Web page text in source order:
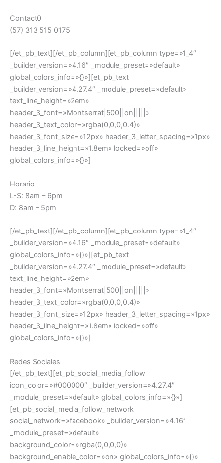
Contact0
(57) 313 515 0175
[/et_pb_text][/et_pb_column][et_pb_column type=»1_4″
_builder_version=»4.16″ _module_preset=»default»
global_colors_info=»{}»][et_pb_text
_builder_version=»4.27.4″ _module_preset=»default»
text_line_height=»2em»
header_3_font=»Montserrat|500||on|||||»
header_3_text_color=»rgba(0,0,0,0.4)»
header_3_font_size=»12px» header_3_letter_spacing=»1px»
header_3_line_height=»1.8em» locked=»off»
global_colors_info=»{}»]
Horario
L-S: 8am – 6pm
D: 8am – 5pm
[/et_pb_text][/et_pb_column][et_pb_column type=»1_4″
_builder_version=»4.16″ _module_preset=»default»
global_colors_info=»{}»][et_pb_text
_builder_version=»4.27.4″ _module_preset=»default»
text_line_height=»2em»
header_3_font=»Montserrat|500||on|||||»
header_3_text_color=»rgba(0,0,0,0.4)»
header_3_font_size=»12px» header_3_letter_spacing=»1px»
header_3_line_height=»1.8em» locked=»off»
global_colors_info=»{}»]
Redes Sociales
[/et_pb_text][et_pb_social_media_follow
icon_color=»#000000″ _builder_version=»4.27.4″
_module_preset=»default» global_colors_info=»{}»]
[et_pb_social_media_follow_network
social_network=»facebook» _builder_version=»4.16″
_module_preset=»default»
background_color=»rgba(0,0,0,0)»
background_enable_color=»on» global_colors_info=»{}»